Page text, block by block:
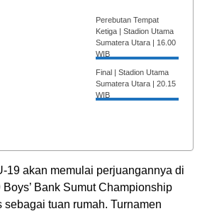
Perebutan Tempat
Ketiga | Stadion Utama
Sumatera Utara | 16.00
WIB
Final | Stadion Utama
Sumatera Utara | 20.15
WIB
19 akan memulai perjuangannya di
Bank Sumut Championship
sebagai tuan rumah. Turnamen